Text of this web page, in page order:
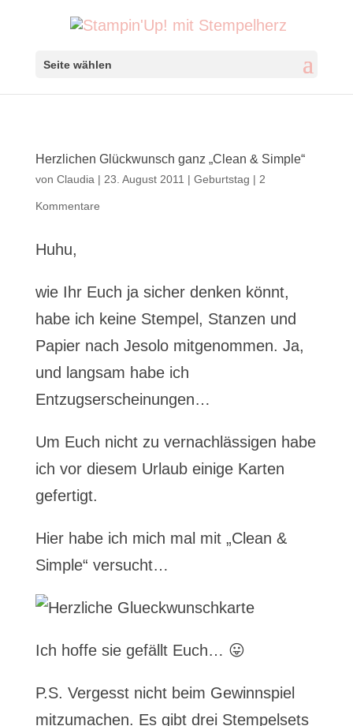
Seite wählen
Herzlichen Glückwunsch ganz „Clean & Simple“
von Claudia | 23. August 2011 | Geburtstag | 2
Kommentare
Huhu,
wie Ihr Euch ja sicher denken könnt,
habe ich keine Stempel, Stanzen und
Papier nach Jesolo mitgenommen. Ja,
und langsam habe ich
Entzugserscheinungen…
Um Euch nicht zu vernachlässigen habe
ich vor diesem Urlaub einige Karten
gefertigt.
Hier habe ich mich mal mit „Clean &
Simple“ versucht…
Ich hoffe sie gefällt Euch… 😛
P.S. Vergesst nicht beim Gewinnspiel
mitzumachen. Es gibt drei Stempelsets